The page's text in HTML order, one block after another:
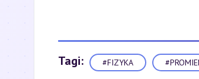
Tagi: #FIZYKA